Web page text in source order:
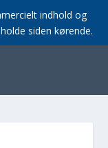
indhold og
siden kørende.